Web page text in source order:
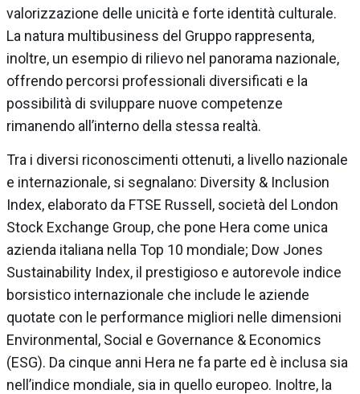
valorizzazione delle unicità e forte identità culturale.
La natura multibusiness del Gruppo rappresenta,
inoltre, un esempio di rilievo nel panorama nazionale,
offrendo percorsi professionali diversificati e la
possibilità di sviluppare nuove competenze
rimanendo all’interno della stessa realtà.
Tra i diversi riconoscimenti ottenuti, a livello nazionale
e internazionale, si segnalano: Diversity & Inclusion
Index, elaborato da FTSE Russell, società del London
Stock Exchange Group, che pone Hera come unica
azienda italiana nella Top 10 mondiale; Dow Jones
Sustainability Index, il prestigioso e autorevole indice
borsistico internazionale che include le aziende
quotate con le performance migliori nelle dimensioni
Environmental, Social e Governance & Economics
(ESG). Da cinque anni Hera ne fa parte ed è inclusa sia
nell’indice mondiale, sia in quello europeo. Inoltre, la